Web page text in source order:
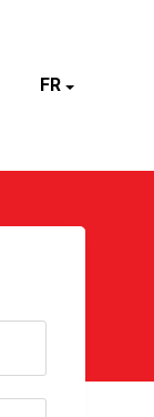
FR